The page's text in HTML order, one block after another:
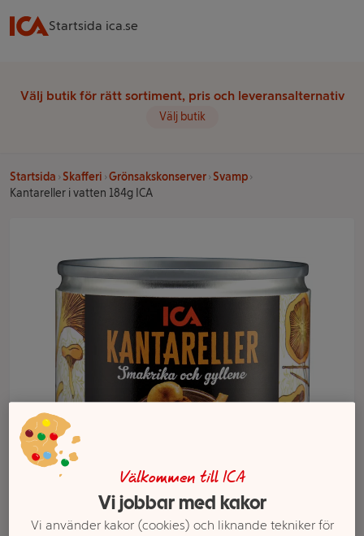
Startsida ica.se
Välj butik för rätt sortiment, pris och leveransalternativ
Välj butik
Startsida Skafferi Grönsakskonserver Svamp
Kantareller i vatten 184g ICA
Välkommen till ICA
Vi jobbar med kakor
Vi använder kakor (cookies) och liknande tekniker för